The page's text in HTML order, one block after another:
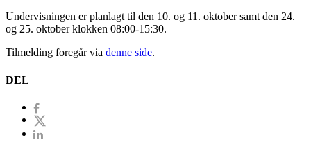
Undervisningen er planlagt til den 10. og 11. oktober samt den 24.
og 25. oktober klokken 08:00-15:30.
Tilmelding foregår via denne side.
DEL